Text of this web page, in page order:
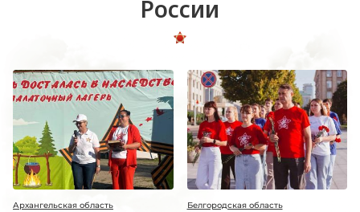
России
Архангельская область Белгородская область